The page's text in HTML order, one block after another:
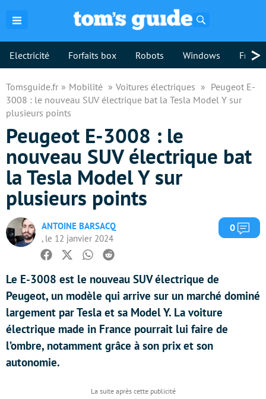
Electricité Forfaits box Robots Windows >
Tomsguide.fr Mobilité Voitures électriques
Peugeot E-
3008 : le nouveau SUV électrique bat la Tesla Model Y sur
plusieurs points
Peugeot E-3008 : le
nouveau SUV électrique bat
la Tesla Model Y sur
plusieurs points
ANTOINE BARSACQ
, le 12 janvier 2024
0
Facebook
TwitterWhatsapp
Reddit
Le E-3008 est le nouveau SUV électrique de
Peugeot, un modèle qui arrive sur un marché dominé
largement par Tesla et sa Model Y. La voiture
électrique made in France pourrait lui faire de
l’ombre, notamment grâce à son prix et son
autonomie.